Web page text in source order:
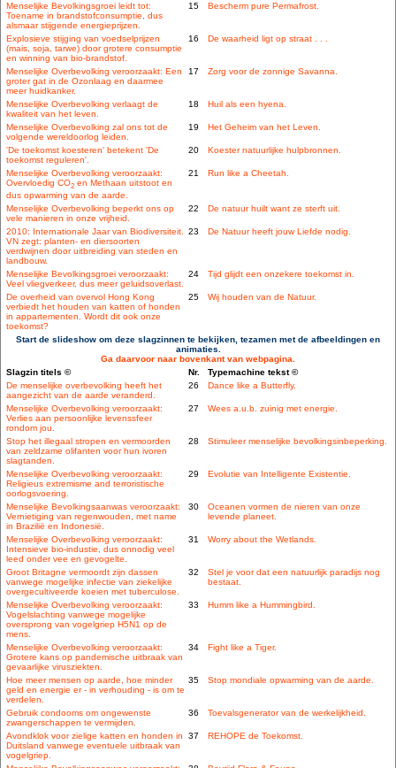
Menselijke Bevolkingsgroei leidt tot:
Toename in brandstofconsumptie, dus
alsmaar stijgende energieprijzen.
15 Bescherm pure Permafrost.
Explosieve stijging van voedselprijzen
(mais, soja, tarwe) door grotere consumptie
en winning van bio-brandstof.
16 De waarheid ligt op straat . . .
Menselijke Overbevolking veroorzaakt: Een
groter gat in de Ozonlaag en daarmee
meer huidkanker.
17 Zorg voor de zonnige Savanna.
Menselijke Overbevolking verlaagt de
kwaliteit van het leven.
18 Huil als een hyena.
Menselijke Overbevolking zal ons tot de
volgende wereldoorlog leiden.
19 Het Geheim van het Leven.
'De toekomst koesteren' betekent 'De
toekomst reguleren'.
20 Koester natuurlijke hulpbronnen.
Menselijke Overbevolking veroorzaakt:
Overvloedig CO2 en Methaan uitstoot en
dus opwarming van de aarde.
21 Run like a Cheetah.
Menselijke Overbevolking beperkt ons op
vele manieren in onze vrijheid.
22 De natuur huilt want ze sterft uit.
2010: Internationale Jaar van Biodiversiteit.
VN zegt: planten- en diersoorten
verdwijnen door uitbreiding van steden en
landbouw.
23 De Natuur heeft jouw Liefde nodig.
Menselijke Bevolkingsgroei veroorzaakt:
Veel vliegverkeer, dus meer geluidsoverlast.
24 Tijd glijdt een onzekere toekomst in.
De overheid van overvol Hong Kong
verbiedt het houden van katten of honden
in appartementen. Wordt dit ook onze
toekomst?
25 Wij houden van de Natuur.
Start de slideshow om deze slagzinnen te bekijken, tezamen met de afbeeldingen en
animaties.
Ga daarvoor naar bovenkant van webpagina.
Slagzin titels ©
Nr.
Typemachine tekst ©
De menselijke overbevolking heeft het
aangezicht van de aarde veranderd.
26 Dance like a Butterfly.
Menselijke Overbevolking veroorzaakt:
Verlies aan persoonlijke levenssfeer
rondom jou.
27 Wees a.u.b. zuinig met energie.
Stop het illegaal stropen en vermoorden
van zeldzame olifanten voor hun ivoren
slagtanden.
28 Stimuleer menselijke bevolkingsinbeperking.
Menselijke Overbevolking veroorzaakt:
Religieus extremisme and terroristische
oorlogsvoering.
29 Evolutie van Intelligente Existentie.
Menselijke Bevolkingsaanwas veroorzaakt:
Vernietiging van regenwouden, met name
in Brazilië en Indonesië.
30
Oceanen vormen de nieren van onze
levende planeet.
Menselijke Overbevolking veroorzaakt:
Intensieve bio-industie, dus onnodig veel
leed onder vee en gevogelte.
31 Worry about the Wetlands.
Groot Britagne vermoordt zijn dassen
vanwege mogelijke infectie van ziekelijke
overgecultiveerde koeien met tuberculose.
32
Stel je voor dat een natuurlijk paradijs nog
bestaat.
Menselijke Overbevolking veroorzaakt:
Vogelslachting vanwege mogelijke
oversprong van vogelgriep H5N1 op de
mens.
33 Humm like a Hummingbird.
Menselijke Overbevolking veroorzaakt:
Grotere kans op pandemische uitbraak van
gevaarlijke virusziekten.
34 Fight like a Tiger.
Hoe meer mensen op aarde, hoe minder
geld en energie er - in verhouding - is om te
verdelen.
35 Stop mondiale opwarming van de aarde.
Gebruik condooms om ongewenste
zwangerschappen te vermijden.
36 Toevalsgenerator van de werkelijkheid.
Avondklok voor zielige katten en honden in
Duitsland vanwege eventuele uitbraak van
vogelgriep.
37 REHOPE de Toekomst.